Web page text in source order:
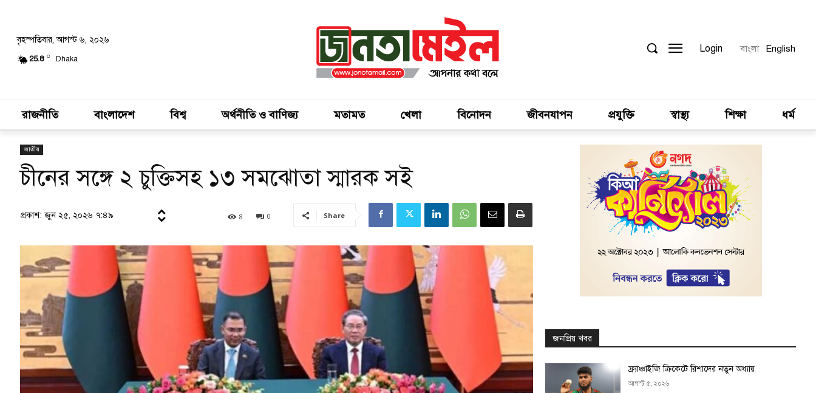
বৃহস্পতিবার, আগস্ট ৬, ২০২৬
25.8 C Dhaka
Login বাংলা English
রাজনীতি বাংলাদেশ বিশ্ব অর্থনীতি ও বাণিজ্য মতামত খেলা বিনোদন জীবনযাপন প্রযুক্তি স্বাস্থ্য শিক্ষা ধর্ম
জাতীয়
চীনের সঙ্গে ২ চুক্তিসহ ১৩ সমঝোতা স্মারক সই
প্রকাশ: জুন ২৫, ২০২৬ ৭:৪৯ 0
8 Share
জনপ্রিয় খবর
ফ্র্যাঞ্চাইজি ক্রিকেটে রিশাদের নতুন অধ্যায়
আগস্ট ৫, ২০২৬